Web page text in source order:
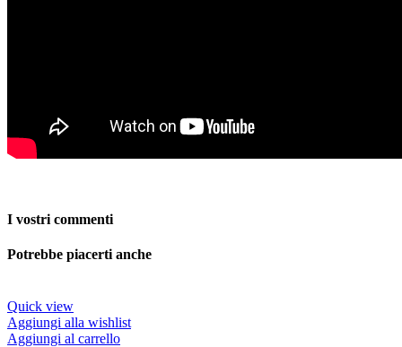
I vostri commenti
Potrebbe piacerti anche
Quick view
Aggiungi alla wishlist
Aggiungi al carrello